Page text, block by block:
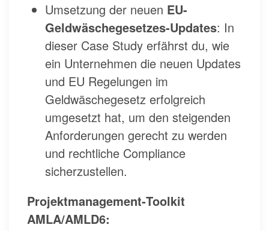
Umsetzung der neuen EU-
Geldwäschegesetzes-Updates: In
dieser Case Study erfährst du, wie
ein Unternehmen die neuen Updates
und EU Regelungen im
Geldwäschegesetz erfolgreich
umgesetzt hat, um den steigenden
Anforderungen gerecht zu werden
und rechtliche Compliance
sicherzustellen.
Projektmanagement‑Toolkit
AMLA/AMLD6: